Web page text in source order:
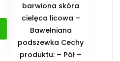
barwiona skóra
cielęca licowa –
Bawełniana
podszewka Cechy
produktu: – Pół –